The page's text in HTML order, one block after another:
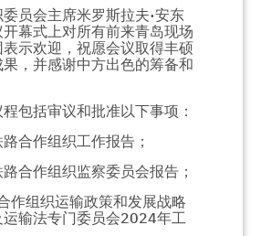
员会主席米罗斯拉夫·安东
幕式上对所有前来青岛现场
示欢迎，祝愿会议取得丰硕
，并感谢中方出色的筹备和
包括审议和批准以下事项：
合作组织工作报告；
合作组织监察委员会报告；
作组织运输政策和发展战略
输法专门委员会2024年工